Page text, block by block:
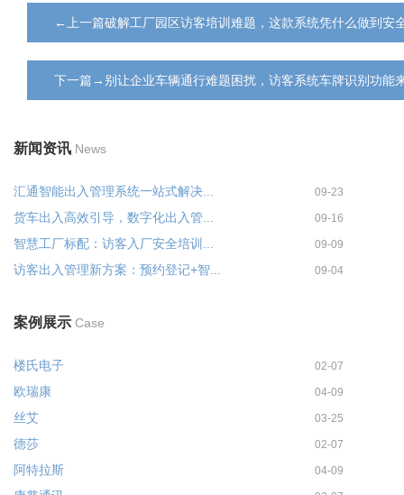
←上一篇破解工厂园区访客培训难题，这款系统凭什么做到安
下一篇→别让企业车辆通行难题困扰，访客系统车牌识别功能
新闻资讯 News
汇通智能出入管理系统一站式解决... 09-23
货车出入高效引导，数字化出入管... 09-16
智慧工厂标配：访客入厂安全培训... 09-09
访客出入管理新方案：预约登记+智... 09-04
案例展示 Case
楼氏电子 02-07
欧瑞康 04-09
丝艾 03-25
德莎 02-07
阿特拉斯 04-09